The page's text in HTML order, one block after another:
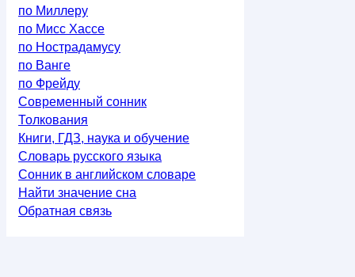
по Миллеру
по Мисс Хассе
по Нострадамусу
по Ванге
по Фрейду
Современный сонник
Толкования
Книги, ГДЗ, наука и обучение
Словарь русского языка
Сонник в английском словаре
Найти значение сна
Обратная связь